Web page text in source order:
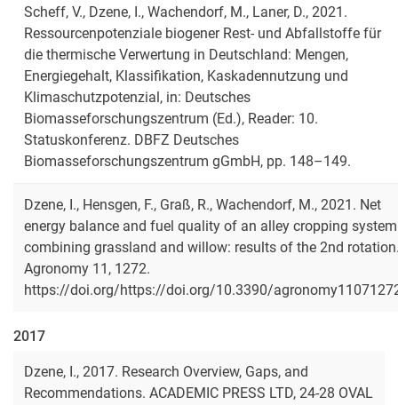
Scheff, V., Dzene, I., Wachendorf, M., Laner, D., 2021.
Ressourcenpotenziale biogener Rest- und Abfallstoffe für
die thermische Verwertung in Deutschland: Mengen,
Energiegehalt, Klassifikation, Kaskadennutzung und
Klimaschutzpotenzial, in: Deutsches
Biomasseforschungszentrum (Ed.), Reader: 10.
Statuskonferenz. DBFZ Deutsches
Biomasseforschungszentrum gGmbH, pp. 148–149.
Dzene, I., Hensgen, F., Graß, R., Wachendorf, M., 2021. Net
energy balance and fuel quality of an alley cropping system
combining grassland and willow: results of the 2nd
Agronomy 11, 1272.
https://doi.org/https://doi.org/10.3390/
2017
Dzene, I., 2017. Research Overview, Gaps, and
Recommendations. ACADEMIC PRESS LTD, 24-28 OVAL